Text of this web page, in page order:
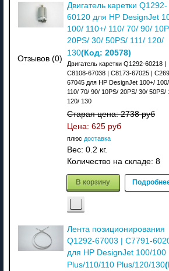
Отзывов (0)
Двигатель каретки Q1292-
60120 для HP DesignJet
100/ 110+/ 110/ 70/ 90/
20PS/ 30/ 50PS/ 111/ 120/
130(Код: 20578)
Двигатель каретки Q1292-60218 |
C8108-67038 | C8173-67025 |
67045 для HP DesignJet 100+/
110/ 70/ 90/ 10PS/ 20PS/ 30/ 50PS/
120/ 130
Старая цена:2738 руб
Цена: 625 руб
плюс доставка
Вес: 0.2 кг.
Количество на складе: 8
В корзину
Лента позиционирования
Q1292-67003 | C7791-
для HP DesignJet 100/100
Plus/110/110 Plus/120/130